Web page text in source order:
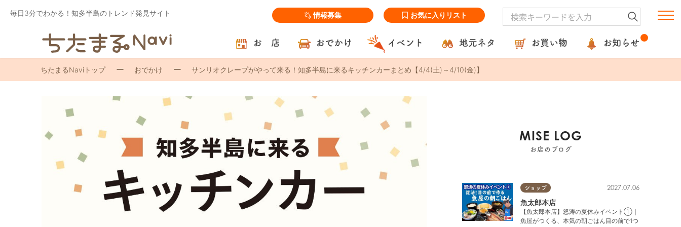
毎日3分でわかる！知多半島のトレンド発見サイト 情報募集 お気に入りリスト
お 店 おでかけ イベント 地元ネタ お買い物 お知らせ
ちたまるNaviトップ おでかけ サンリオクレープがやって来る！知多半島に来るキッチンカーまとめ【4/4(土)～4/10(金)】
MISE LOG
お店のブログ
ショップ 2027.07.06
魚太郎本店
【魚太郎本店】怒涛の夏休みイベント①｜
魚屋がつくる、本気の朝ごはん目の前で1つ